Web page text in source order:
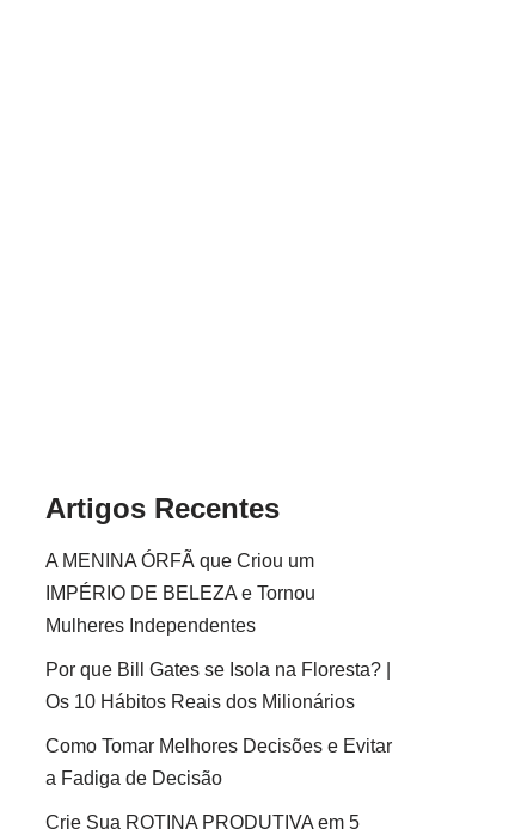
Artigos Recentes
A MENINA ÓRFÃ que Criou um
IMPÉRIO DE BELEZA e Tornou
Mulheres Independentes
Por que Bill Gates se Isola na Floresta? |
Os 10 Hábitos Reais dos Milionários
Como Tomar Melhores Decisões e Evitar
a Fadiga de Decisão
Crie Sua ROTINA PRODUTIVA em 5